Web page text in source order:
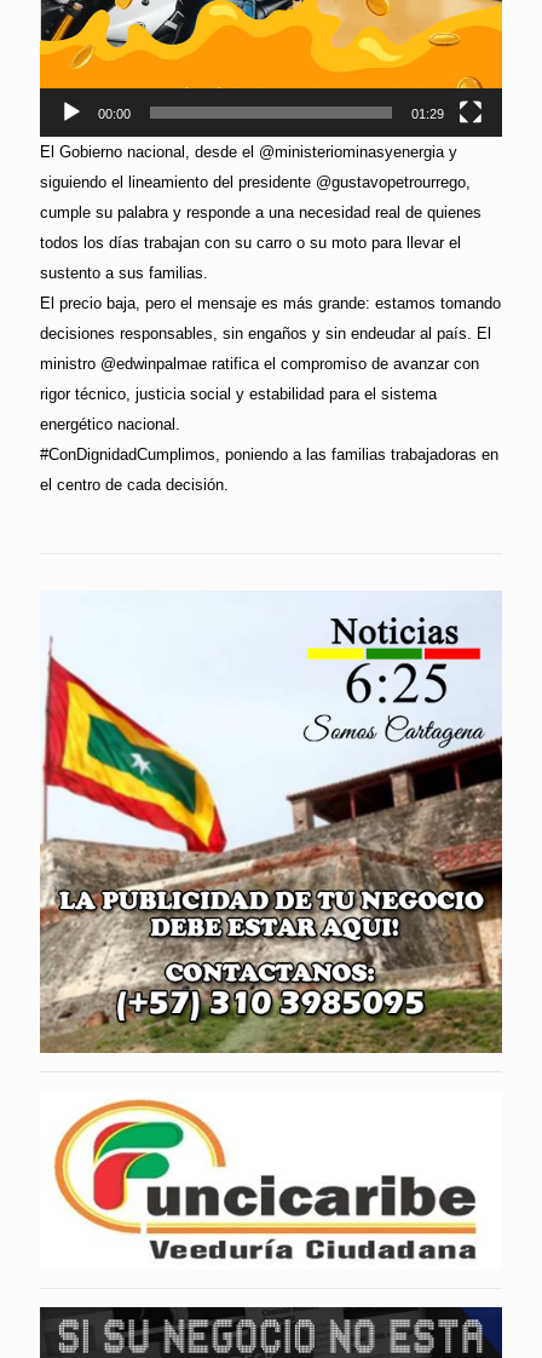
00:00 01:29
El Gobierno nacional, desde el @ministeriominasyenergia y
siguiendo el lineamiento del presidente @gustavopetrourrego,
cumple su palabra y responde a una necesidad real de quienes
todos los días trabajan con su carro o su moto para llevar el
sustento a sus familias.
El precio baja, pero el mensaje es más grande: estamos tomando
decisiones responsables, sin engaños y sin endeudar al país. El
ministro @edwinpalmae ratifica el compromiso de avanzar con
rigor técnico, justicia social y estabilidad para el sistema
energético nacional.
#ConDignidadCumplimos, poniendo a las familias trabajadoras en
el centro de cada decisión.